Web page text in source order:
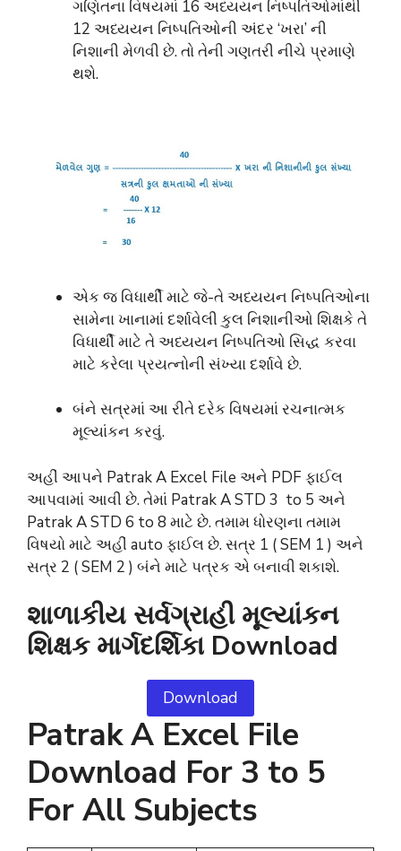
ગણિતના વિષયમાં 16 અધ્યયન નિષ્પતિઓમાંથી
12 અધ્યયન નિષ્પતિઓની અંદર ‘ખરા’ ની
નિશાની મેળવી છે. તો તેની ગણતરી નીચે પ્રમાણે
થશે.
એક જ વિધાર્થી માટે જે-તે અધ્યયન નિષ્પતિઓના
સામેના ખાનામાં દર્શાવેલી કુલ નિશાનીઓ શિક્ષકે તે
વિધાર્થી માટે તે અધ્યયન નિષ્પતિઓ સિદ્ધ કરવા
માટે કરેલા પ્રયત્નોની સંખ્યા દર્શાવે છે.
બંને સત્રમાં આ રીતે દરેક વિષયમાં રચનાત્મક
મૂલ્યાંકન કરવું.
અહીં આપને Patrak A Excel File અને PDF ફાઈલ
આપવામાં આવી છે. તેમાં Patrak A STD 3 to 5 અને
Patrak A STD 6 to 8 માટે છે. તમામ ધોરણના તમામ
વિષયો માટે અહીં auto ફાઈલ છે. સત્ર 1 ( SEM 1 ) અને
સત્ર 2 ( SEM 2 ) બંને માટે પત્રક એ બનાવી શકાશે.
શાળાકીય સર્વગ્રાહી મૂલ્યાંકન
શિક્ષક માર્ગદર્શિકા Download
Download
Patrak A Excel File
Download For 3 to 5
For All Subjects